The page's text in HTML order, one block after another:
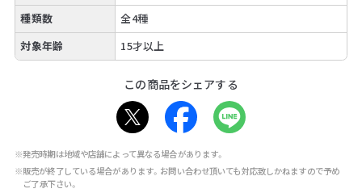
種類数
全4種
対象年齢
15才以上
この商品をシェアする
※発売時期は地域や店舗によって異なる場合があります。
※販売が終了している場合があります。お問い合わせ頂いても対応致しかねますので予め
ご了承下さい。